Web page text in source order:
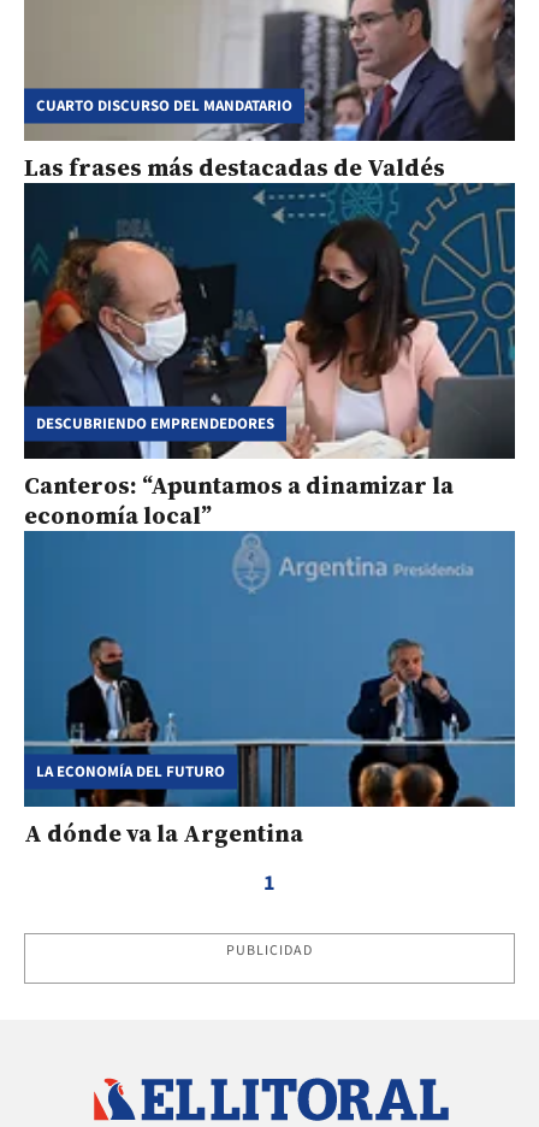
CUARTO DISCURSO DEL MANDATARIO
Las frases más destacadas de Valdés
DESCUBRIENDO EMPRENDEDORES
Canteros: “Apuntamos a dinamizar la
economía local”
LA ECONOMÍA DEL FUTURO
A dónde va la Argentina
1
PUBLICIDAD